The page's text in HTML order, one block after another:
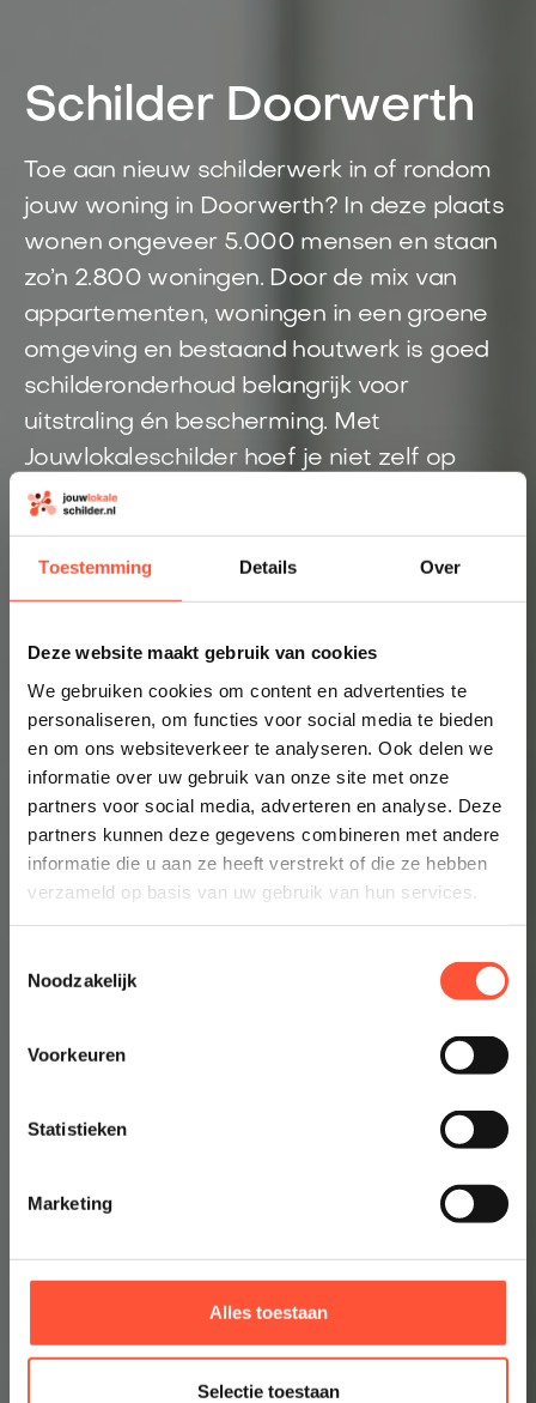
Toestemming Details Over
Deze website maakt gebruik van cookies
We gebruiken cookies om content en advertenties te
personaliseren, om functies voor social media te bieden
en om ons websiteverkeer te analyseren. Ook delen we
informatie over uw gebruik van onze site met onze
partners voor social media, adverteren en analyse. Deze
partners kunnen deze gegevens combineren met andere
informatie die u aan ze heeft verstrekt of die ze hebben
verzameld op basis van uw gebruik van hun services.
Noodzakelijk
Voorkeuren
Statistieken
Marketing
Alles toestaan
Selectie toestaan
Schilder Doorwerth
Toe aan nieuw schilderwerk in of rondom
jouw woning in Doorwerth? In deze plaats
wonen ongeveer 5.000 mensen en staan
zo’n 2.800 woningen. Door de mix van
appartementen, woningen in een groene
omgeving en bestaand houtwerk is goed
schilderonderhoud belangrijk voor
uitstraling én bescherming. Met
Jouwlokaleschilder hoef je niet zelf op
zoek naar een beschikbare schilder. Je
geeft je klus eenvoudig online door en
wordt gekoppeld aan een vakschilder uit
de regio Doorwerth.
Direct inzicht in een eerlijke prijs
Altijd een schilder bij jou in de buurt
Prijsindicatie starten
👉 Inzicht in enkele minuten